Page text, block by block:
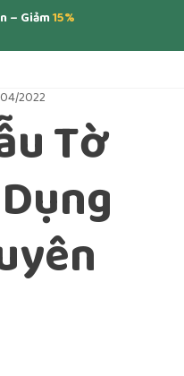
– Giảm15%
2022
Tờ